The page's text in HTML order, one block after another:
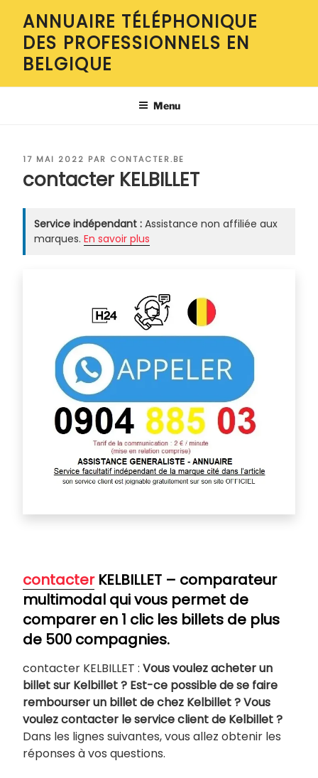
contenu
principal
ANNUAIRE TÉLÉPHONIQUE
DES PROFESSIONNELS EN
BELGIQUE
Menu
PUBLIÉ
17 MAI 2022 PAR CONTACTER.BE
contacter KELBILLET
Service indépendant : Assistance non affiliée aux
marques. En savoir plus
contacterKELBILLET – comparateur
multimodal qui vous permet de
comparer en 1 clic les billets de plus
de 500 compagnies.
contacter KELBILLET : Vous voulez acheter un
billet sur Kelbillet ? Est-ce possible de se faire
rembourser un billet de chez Kelbillet ? Vous
voulez contacter le service client de Kelbillet ?
Dans les lignes suivantes, vous allez obtenir les
réponses à vos questions.